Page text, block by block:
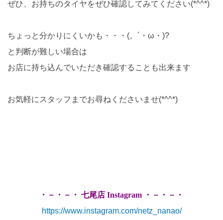
ぜひ、お持ちのタイヤをぜひ確認してみてください(*^^*)
ちょっと分かりにくいかも・・・(。´・ω・)?
と判断が難しい場合は
お店に持ち込んでいただき確認することも出来ます
お気軽にスタッフまでお尋ねくださいませ(*^^*)
・－・－・ 七尾店 Instagram ・－・－・
https://www.instagram.com/netz_nanao/